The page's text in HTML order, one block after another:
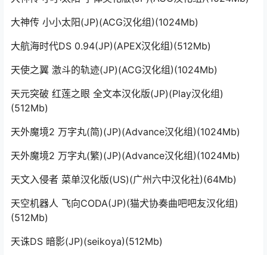
大神传 小小太阳(JP)(ACG汉化组)(1024Mb)
大航海时代DS 0.94(JP)(APEX汉化组)(512Mb)
天使之翼 激斗的轨迹(JP)(ACG汉化组)(1024Mb)
天元突破 红莲之眼 全文本汉化版(JP)(Play汉化组)
(512Mb)
天外魔境2 万字丸(简)(JP)(Advance汉化组)(1024Mb)
天外魔境2 万字丸(繁)(JP)(Advance汉化组)(1024Mb)
天文入侵者 菜单汉化版(US)(广州六中汉化社)(64Mb)
天空机器人 飞向CODA(JP)(猫犬协奏曲吧吧友汉化组)
(512Mb)
天诛DS 暗影(JP)(seikoya)(512Mb)